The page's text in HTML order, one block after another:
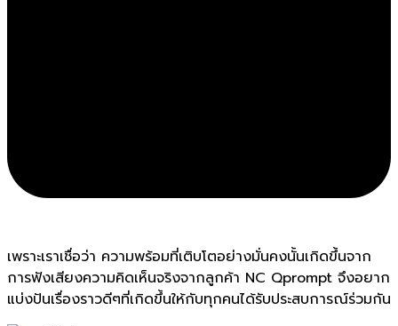
เพราะเราเชื่อว่า ความพร้อมที่เติบโตอย่างมั่นคงนั้นเกิดขึ้นจาก
การฟังเสียงความคิดเห็นจริงจากลูกค้า NC Qprompt จึงอยาก
แบ่งปันเรื่องราวดีๆที่เกิดขึ้นให้กับทุกคนได้รับประสบการณ์ร่วมกัน